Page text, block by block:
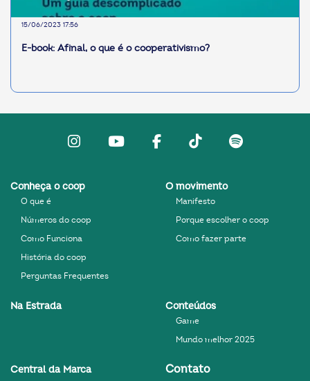
15/06/2023 17:56
E-book: Afinal, o que é o cooperativismo?
InstagramYoutubefacebookTiktokSpotify
Conheça o coop
O que é
Números do coop
Como Funciona
História do coop
Perguntas Frequentes
O movimento
Manifesto
Porque escolher o coop
Como fazer parte
Na Estrada Conteúdos
Game
Mundo melhor 2025
Central da Marca Contato